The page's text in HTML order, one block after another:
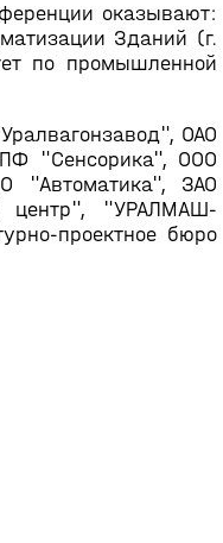
оказывают:
Зданий (г.
по промышленной
ОАО
"Сенсорика", ООО
"Автоматика", ЗАО
центр", "УРАЛМАШ-
проектное бюро